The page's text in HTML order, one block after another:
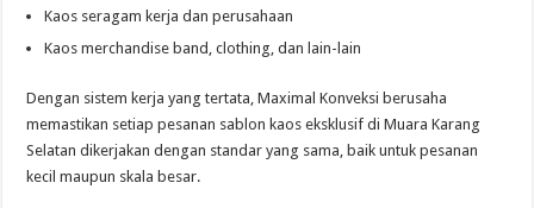
Kaos seragam kerja dan perusahaan
Kaos merchandise band, clothing, dan lain-lain
Dengan sistem kerja yang tertata, Maximal Konveksi berusaha
memastikan setiap pesanan sablon kaos eksklusif di Muara Karang
Selatan dikerjakan dengan standar yang sama, baik untuk pesanan
kecil maupun skala besar.